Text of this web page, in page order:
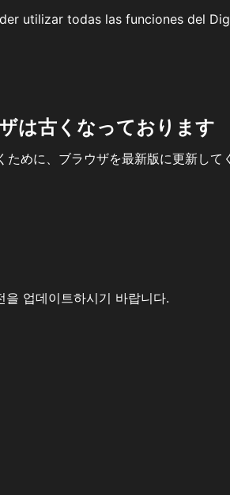
utilizar todas las funciones del
は古くなっております
めに、ブラウザを最新版に更新して
업데이트하시기 바랍니다.